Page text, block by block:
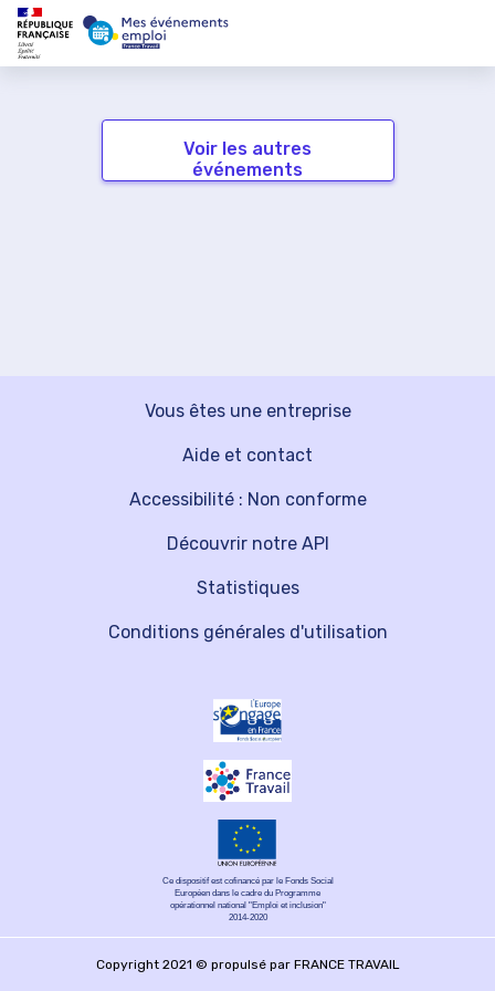
Voir les autres
événements
Vous êtes une entreprise
Découvrir notre API
Aide et contact
Statistiques
Accessibilité : Non conforme
Conditions générales d'utilisation
Ce dispositif est cofinancé par le Fonds Social
Européen dans le cadre du Programme
opérationnel national "Emploi et inclusion"
2014-2020
Copyright 2021 © propulsé par FRANCE TRAVAIL